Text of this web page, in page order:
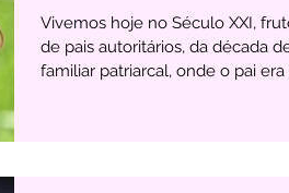
Vivemos hoje no Século XXI,
de pais autoritários, da década
familiar patriarcal, onde o pai era